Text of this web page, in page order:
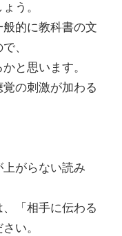
う。
的に教科書の文
、
と思います。
の刺激が加わる
がらない読み
、「相手に伝わる
い。